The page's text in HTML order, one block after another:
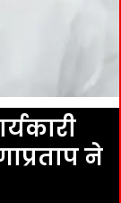
ने